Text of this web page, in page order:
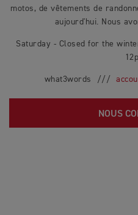
motos, de vêtements de
aujourd'hui. Nous
Saturday - Closed for the
what3words ///
NOUS